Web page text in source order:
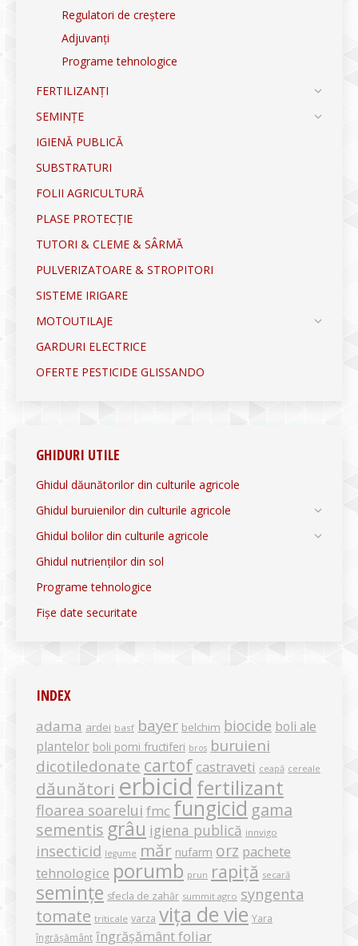
Regulatori de creștere
Adjuvanți
Programe tehnologice
FERTILIZANȚI
SEMINȚE
IGIENĂ PUBLICĂ
SUBSTRATURI
FOLII AGRICULTURĂ
PLASE PROTECȚIE
TUTORI & CLEME & SÂRMĂ
PULVERIZATOARE & STROPITORI
SISTEME IRIGARE
MOTOUTILAJE
GARDURI ELECTRICE
OFERTE PESTICIDE GLISSANDO
GHIDURI UTILE
Ghidul dăunătorilor din culturile agricole
Ghidul buruienilor din culturile agricole
Ghidul bolilor din culturile agricole
Ghidul nutrienților din sol
Programe tehnologice
Fișe date securitate
INDEX
adama ardei basf bayer belchim biocide boli ale
plantelor boli pomi fructiferi bros buruieni
dicotiledonate cartof castraveti ceapă cereale
dăunători erbicid fertilizant
floarea soarelui fmc fungicid gama
sementis grâu igiena publică innvigo
insecticid legume măr nufarm orz pachete
tehnologice porumb prun rapiță secară
semințe sfecla de zahăr summit agro syngenta
tomate triticale varza vița de vie Yara
îngrășământ îngrășământ foliar